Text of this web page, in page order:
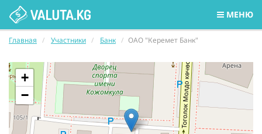
МЕНЮ
Главная Участники Банк ОАО "Керемет Банк"
+
−